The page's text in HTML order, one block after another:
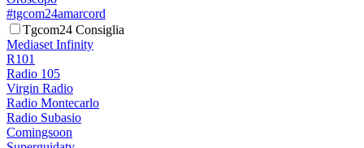
#tgcom24amarcord
Tgcom24 Consiglia
Mediaset Infinity
R101
Radio 105
Virgin Radio
Radio Montecarlo
Radio Subasio
Comingsoon